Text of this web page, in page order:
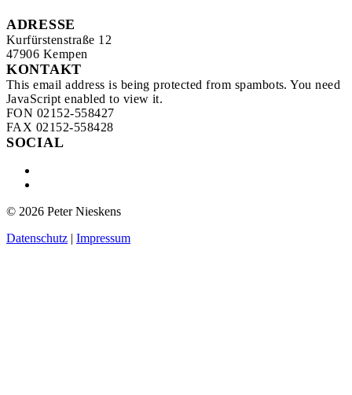
ADRESSE
Kurfürstenstraße 12
47906 Kempen
KONTAKT
This email address is being protected from spambots. You need
JavaScript enabled to view it.
FON 02152-558427
FAX 02152-558428
SOCIAL
© 2026 Peter Nieskens
Datenschutz | Impressum